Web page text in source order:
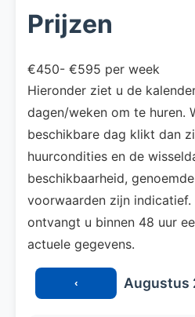
Prijzen
€450- €595 per week
Hieronder ziet u de
dagen/weken om te huren.
beschikbare dag klikt dan
huurcondities en de
beschikbaarheid,
voorwaarden zijn indicatief.
ontvangt u binnen 48 uur
actuele gegevens.
‹ Augustus